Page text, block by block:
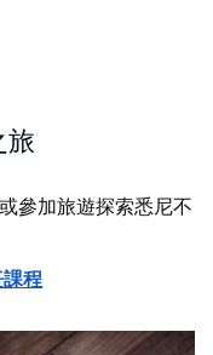
旅
參加旅遊探索悉尼不
程